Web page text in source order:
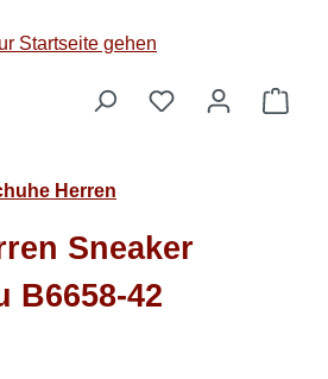
Herren
Sneaker
B6658-42